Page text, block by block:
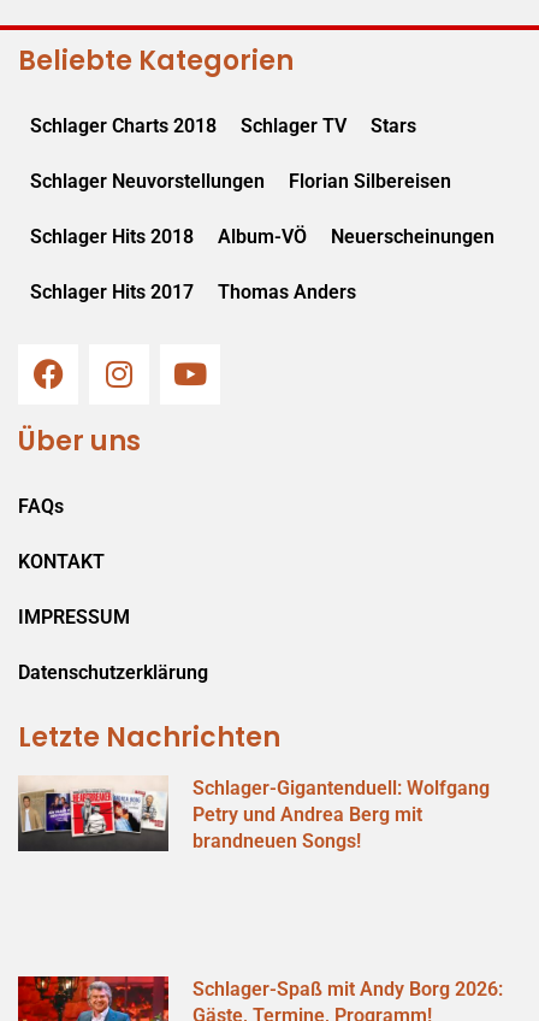
Beliebte Kategorien
Schlager Charts 2018 Schlager TV Stars
Schlager Neuvorstellungen Florian Silbereisen
Schlager Hits 2018 Album-VÖ Neuerscheinungen
Schlager Hits 2017 Thomas Anders
Über uns
FAQs
KONTAKT
IMPRESSUM
Datenschutzerklärung
Letzte Nachrichten
Schlager-Gigantenduell: Wolfgang
Petry und Andrea Berg mit
brandneuen Songs!
Schlager-Spaß mit Andy Borg 2026:
Gäste, Termine, Programm!